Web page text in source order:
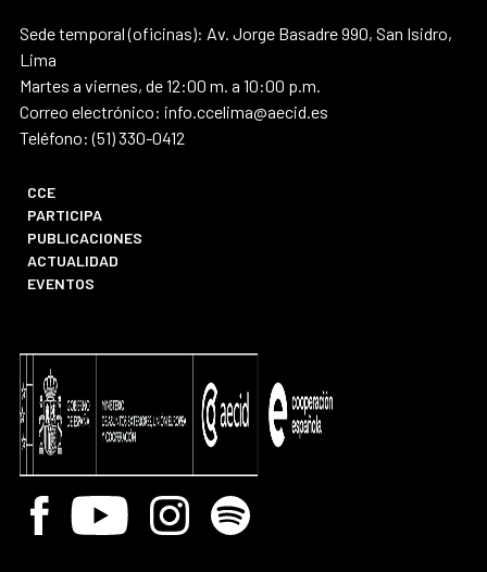
Sede temporal (oficinas): Av. Jorge Basadre 990, San Isidro,
Lima
Martes a viernes, de 12:00 m. a 10:00 p.m.
Correo electrónico: info.ccelima@aecid.es
Teléfono: (51) 330-0412
CCE
PARTICIPA
PUBLICACIONES
ACTUALIDAD
EVENTOS
Facebook
Youtube InstagramSpotify